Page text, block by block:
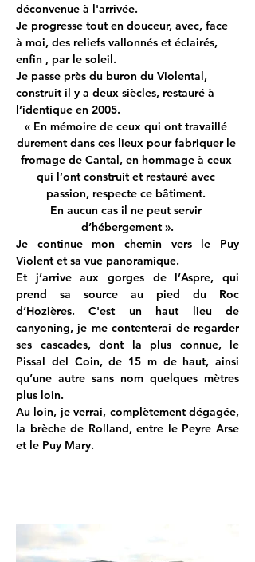
déconvenue à l'arrivée.
Je progresse tout en douceur, avec, face
à moi, des reliefs vallonnés et éclairés,
enfin , par le soleil.
Je passe près du buron du Violental,
construit il y a deux siècles, restauré à
l’identique en 2005.
« En mémoire de ceux qui ont travaillé
durement dans ces lieux pour fabriquer le
fromage de Cantal, en hommage à ceux
qui l’ont construit et restauré avec
passion, respecte ce bâtiment.
En aucun cas il ne peut servir
d’hébergement ».
Je continue mon chemin vers le Puy
Violent et sa vue panoramique.
Et j’arrive aux gorges de l’Aspre, qui
prend sa source au pied du Roc
d’Hozières. C'est un haut lieu de
canyoning, je me contenterai de regarder
ses cascades, dont la plus connue, le
Pissal del Coin, de 15 m de haut, ainsi
qu’une autre sans nom quelques mètres
plus loin.
Au loin, je verrai, complètement dégagée,
la brèche de Rolland, entre le Peyre Arse
et le Puy Mary.